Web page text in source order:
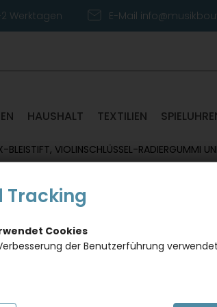
Werktagen E-Mail
HAUSHALT TEXTILIEN
BLEISTIFT, VIOLINSCHLÜSSEL-RADIERGUMMI
Tracking
Cookies
der Benutzerführung